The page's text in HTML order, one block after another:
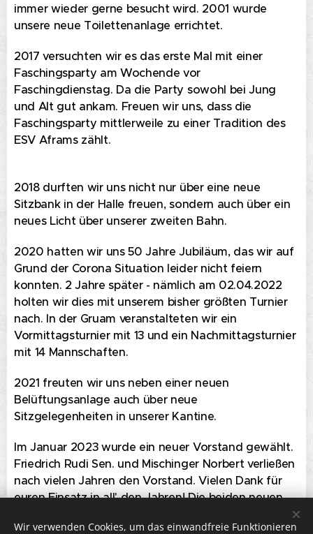
immer wieder gerne besucht wird. 2001 wurde
unsere neue Toilettenanlage errichtet.
2017 versuchten wir es das erste Mal mit einer
Faschingsparty am Wochende vor
Faschingdienstag. Da die Party sowohl bei Jung
und Alt gut ankam. Freuen wir uns, dass die
Faschingsparty mittlerweile zu einer Tradition des
ESV Aframs zählt.
2018 durften wir uns nicht nur über eine neue
Sitzbank in der Halle freuen, sondern auch über ein
neues Licht über unserer zweiten Bahn.
2020 hatten wir uns 50 Jahre Jubiläum, das wir auf
Grund der Corona Situation leider nicht feiern
konnten. 2 Jahre später - nämlich am 02.04.2022
holten wir dies mit unserem bisher größten Turnier
nach. In der Gruam veranstalteten wir ein
Vormittagsturnier mit 13 und ein Nachmittagsturnier
mit 14 Mannschaften.
2021 freuten wir uns neben einer neuen
Belüftungsanlage auch über neue
Sitzgelegenheiten in unserer Kantine.
Im Januar 2023 wurde ein neuer Vorstand gewählt.
Friedrich Rudi Sen. und Mischinger Norbert verließen
nach vielen Jahren den Vorstand. Vielen Dank für
euren Einsatz in all' den Jahren! Die beiden neuen
Friedrich Rudi Jr.
Wir verwenden Cookies, um das einwandfreie Funktionieren